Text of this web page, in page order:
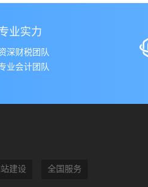
业实力
深财税团队
业会计团队
建设 全国服务